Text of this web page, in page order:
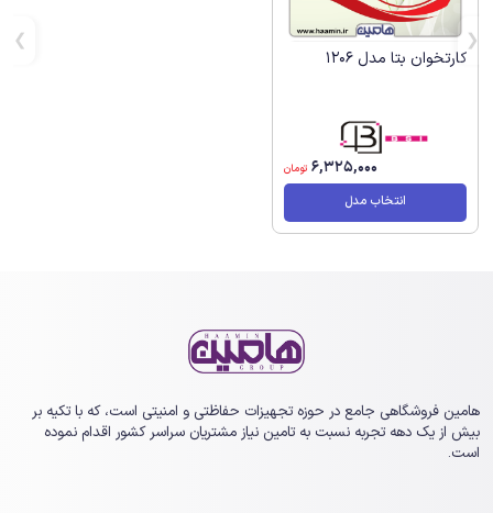
کارتخوان بتا مدل 1206
6,325,000 تومان
انتخاب مدل
هامین فروشگاهی جامع در حوزه تجهیزات حفاظتی و امنیتی است، که با تکیه بر
بیش از یک ‏دهه تجربه نسبت به تامین نیاز مشتریان سراسر کشور اقدام نموده
است.